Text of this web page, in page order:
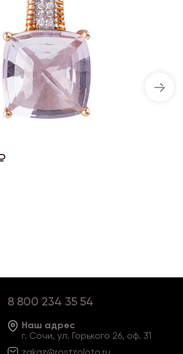
8 800 234 35 54
Наш адрес
г. Сочи, ул. Горького 26, оф. 31